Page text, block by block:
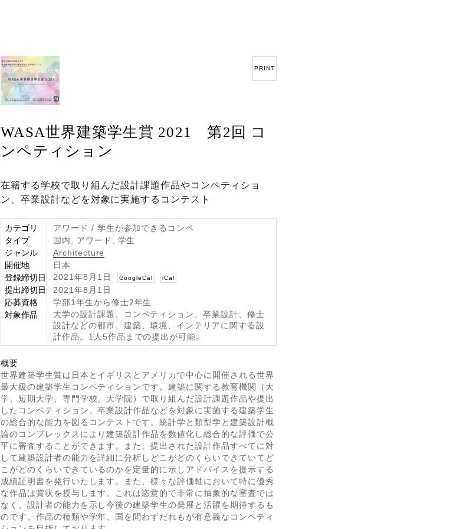
PRINT
WASA世界建築学生賞 2021 第2回 コ
ンペティション
在籍する学校で取り組んだ設計課題作品やコンペティショ
ン、卒業設計などを対象に実施するコンテスト
カテゴリ
アワード / 学生が参加できるコンペ
タイプ
国内, アワード, 学生
ジャンル
Architecture
開催地
日本
登録締切日
2021年8月1日 GoogleCal iCal
提出締切日
2021年8月1日
応募資格
学部1年生から修士2年生
対象作品
大学の設計課題、コンペティション、卒業設計、修士
設計などの都市、建築、環境、インテリアに関する設
計作品。1人5作品までの提出が可能。
概要
世界建築学生賞は日本とイギリスとアメリカで中心に開催される世界
最大級の建築学生コンペティションです。建築に関する教育機関（大
学、短期大学、専門学校、大学院）で取り組んだ設計課題作品や提出
したコンペティション、卒業設計作品などを対象に実施する建築学生
の総合的な能力を図るコンテストです。統計学と類型学と建築設計概
論のコンプレックスにより建築設計作品を数値化し総合的な評価で公
平に審査することができます。また、提出された設計作品すべてに対
して建築設計者の能力を詳細に分析しどこがどのくらいできていてど
こがどのくらいできているのかを定量的に示しアドバイスを提示する
成績証明書を発行いたします。また、様々な評価軸において特に優秀
な作品は賞状を授与します。これは恣意的で非常に抽象的な審査では
なく、設計者の能力を示し今後の建築学生の発展と活躍を期待するも
のです。作品の種類や学年、国を問わずだれもが有意義なコンペティ